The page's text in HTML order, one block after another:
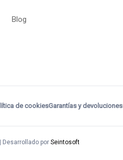
Blog
de cookiesGarantías y devoluciones
por Seintosoft